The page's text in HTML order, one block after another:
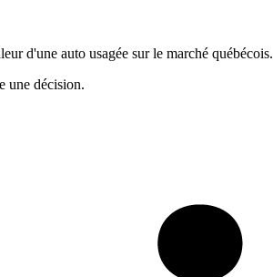
d'une auto usagée sur le marché québécois.
une décision.